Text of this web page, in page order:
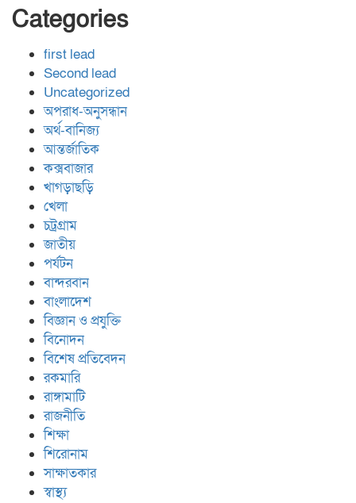
Categories
first lead
Second lead
Uncategorized
অপরাধ-অনুসন্ধান
অর্থ-বানিজ্য
আন্তর্জাতিক
কক্সবাজার
খাগড়াছড়ি
খেলা
চট্রগ্রাম
জাতীয়
পর্যটন
বান্দরবান
বাংলাদেশ
বিজ্ঞান ও প্রযুক্তি
বিনোদন
বিশেষ প্রতিবেদন
রকমারি
রাঙ্গামাটি
রাজনীতি
শিক্ষা
শিরোনাম
সাক্ষাতকার
স্বাস্থ্য